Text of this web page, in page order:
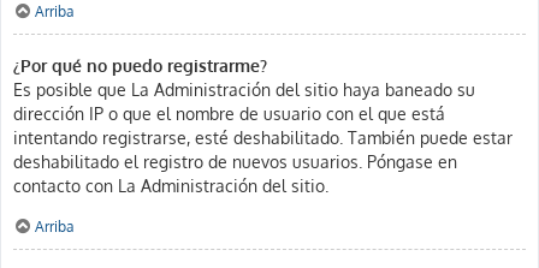
Arriba
¿Por qué no puedo registrarme?
Es posible que La Administración del sitio haya baneado su
dirección IP o que el nombre de usuario con el que está
intentando registrarse, esté deshabilitado. También puede estar
deshabilitado el registro de nuevos usuarios. Póngase en
contacto con La Administración del sitio.
Arriba